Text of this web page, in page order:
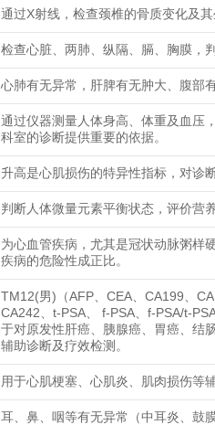
通过X射线，检查颈椎的骨质变化及其
检查心脏、两肺、纵隔、膈、胸膜，
心肺有无异常，肝脾有无肿大、腹部
通过仪器测量人体身高、体重及血压
科室的诊断提供重要的依据。
升高是心肌损伤的特异性指标，对诊
判断人体微量元素平衡状态，评价营
为心血管疾病，尤其是冠状动脉粥样
疾病的危险性成正比。
TM12(男)（AFP、CEA、CA199、
CA242、t-PSA、 f-PSA、f-PSA/t-
于对原发性肝癌、胰腺癌、胃癌、结
辅助诊断及疗效检测。
用于心肌梗塞、心肌炎、肌肉损伤等
耳、鼻、咽等有无异常（中耳炎、鼓